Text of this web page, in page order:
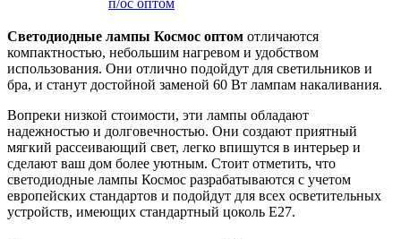
Светодиодные лампы Космос оптом отличаются
компактностью, небольшим нагревом и удобством
использования. Они отлично подойдут для светильников и
бра, и станут достойной заменой 60 Вт лампам накаливания.
Вопреки низкой стоимости, эти лампы обладают
надежностью и долговечностью. Они создают приятный
мягкий рассеивающий свет, легко впишутся в интерьер и
сделают ваш дом более уютным. Стоит отметить, что
светодиодные лампы Космос разрабатываются с учетом
европейских стандартов и подойдут для всех осветительных
устройств, имеющих стандартный цоколь Е27.